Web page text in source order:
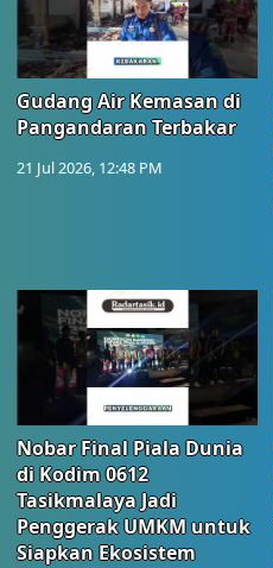
Gudang Air Kemasan di
Pangandaran Terbakar
21 Jul 2026, 12:48 PM
Nobar Final Piala Dunia
di Kodim 0612
Tasikmalaya Jadi
Penggerak UMKM untuk
Siapkan Ekosistem